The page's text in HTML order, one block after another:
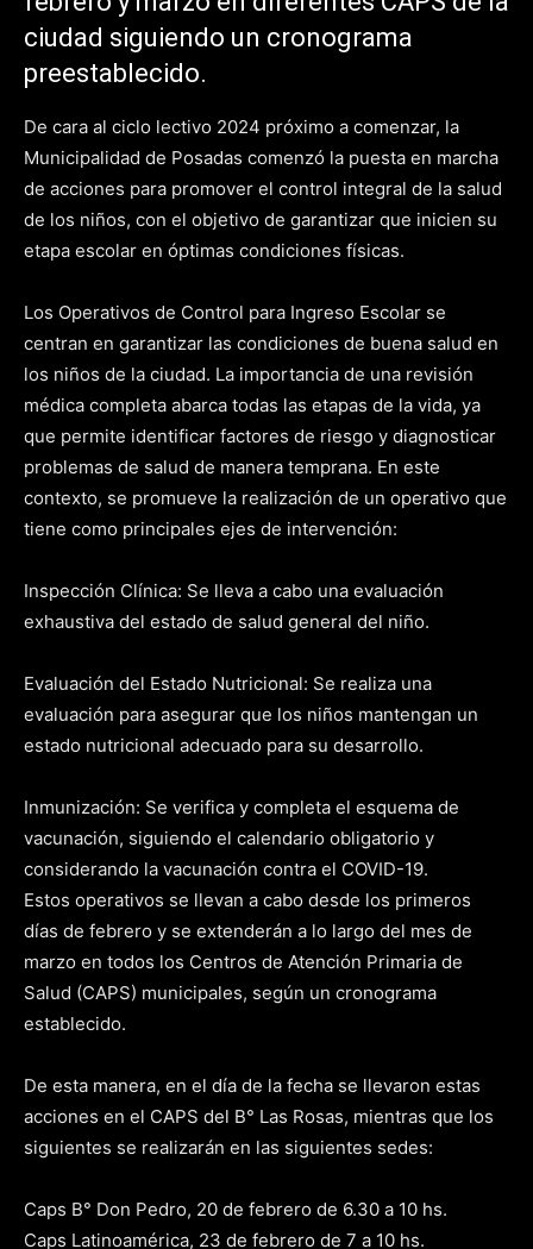
ciudad siguiendo un cronograma
preestablecido.
De cara al ciclo lectivo 2024 próximo a comenzar, la
Municipalidad de Posadas comenzó la puesta en marcha
de acciones para promover el control integral de la salud
de los niños, con el objetivo de garantizar que inicien su
etapa escolar en óptimas condiciones físicas.
Los Operativos de Control para Ingreso Escolar se
centran en garantizar las condiciones de buena salud en
los niños de la ciudad. La importancia de una revisión
médica completa abarca todas las etapas de la vida, ya
que permite identificar factores de riesgo y diagnosticar
problemas de salud de manera temprana. En este
contexto, se promueve la realización de un operativo que
tiene como principales ejes de intervención:
Inspección Clínica: Se lleva a cabo una evaluación
exhaustiva del estado de salud general del niño.
Evaluación del Estado Nutricional: Se realiza una
evaluación para asegurar que los niños mantengan un
estado nutricional adecuado para su desarrollo.
Inmunización: Se verifica y completa el esquema de
vacunación, siguiendo el calendario obligatorio y
considerando la vacunación contra el COVID-19.
Estos operativos se llevan a cabo desde los primeros
días de febrero y se extenderán a lo largo del mes de
marzo en todos los Centros de Atención Primaria de
Salud (CAPS) municipales, según un cronograma
establecido.
De esta manera, en el día de la fecha se llevaron estas
acciones en el CAPS del B° Las Rosas, mientras que los
siguientes se realizarán en las siguientes sedes:
Caps B° Don Pedro, 20 de febrero de 6.30 a 10 hs.
Caps Latinoamérica, 23 de febrero de 7 a 10 hs.